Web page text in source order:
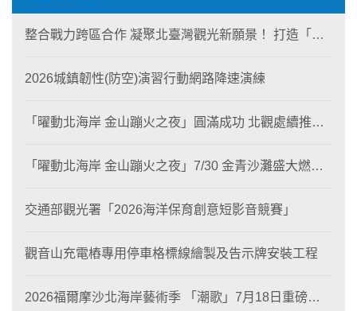
整合戰力跨區合作 凝聚北臺灣觀光新願景！ 打造「生
2026城鎮韌性(防空)演習行動網路降速演練
「曜動北海岸 金山蹦火之夜」圓滿成功 北觀處續推照
「曜動北海岸 金山蹦火之夜」7/30 金青沙灘盛大燃
交通部觀光署「2026海洋保育創意短影音競賽」
觀音山充電樁專用停車格標線繪製及告示牌安裝工程
2026福爾摩沙北海岸藝術季 「潮歌」7月18日重磅登